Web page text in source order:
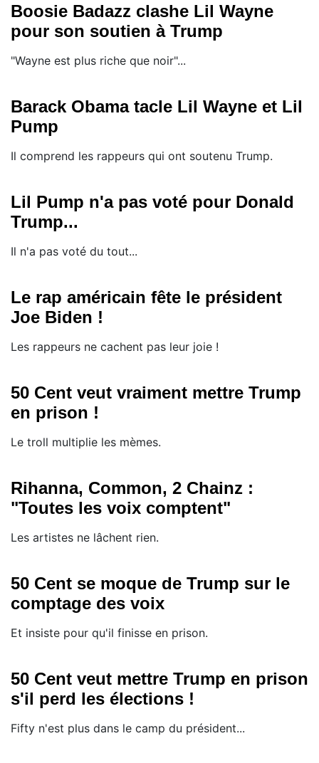
Boosie Badazz clashe Lil Wayne
pour son soutien à Trump
"Wayne est plus riche que noir"...
Barack Obama tacle Lil Wayne et Lil
Pump
Il comprend les rappeurs qui ont soutenu Trump.
Lil Pump n'a pas voté pour Donald
Trump...
Il n'a pas voté du tout...
Le rap américain fête le président
Joe Biden !
Les rappeurs ne cachent pas leur joie !
50 Cent veut vraiment mettre Trump
en prison !
Le troll multiplie les mèmes.
Rihanna, Common, 2 Chainz :
"Toutes les voix comptent"
Les artistes ne lâchent rien.
50 Cent se moque de Trump sur le
comptage des voix
Et insiste pour qu'il finisse en prison.
50 Cent veut mettre Trump en prison
s'il perd les élections !
Fifty n'est plus dans le camp du président...